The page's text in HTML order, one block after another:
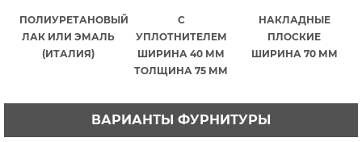
ПОЛИУРЕТАНОВЫЙ
ЛАК ИЛИ ЭМАЛЬ
(ИТАЛИЯ)
С
УПЛОТНИТЕЛЕМ
ШИРИНА 40 ММ
ТОЛЩИНА 75 ММ
НАКЛАДНЫЕ
ПЛОСКИЕ
ШИРИНА 70 ММ
ВАРИАНТЫ ФУРНИТУРЫ